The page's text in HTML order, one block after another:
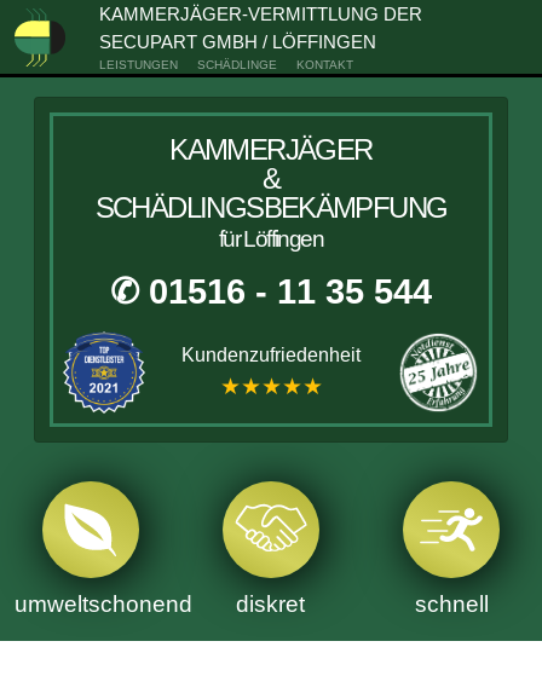
KAMMERJÄGER-VERMITTLUNG DER
SECUPART GMBH / LÖFFINGEN
LEISTUNGEN SCHÄDLINGE KONTAKT
KAMMERJÄGER
&
SCHÄDLINGSBEKÄMPFUNG
für Löffingen
✆ 01516 - 11 35 544
Kundenzufriedenheit
★★★★★
umweltschonend diskret schnell